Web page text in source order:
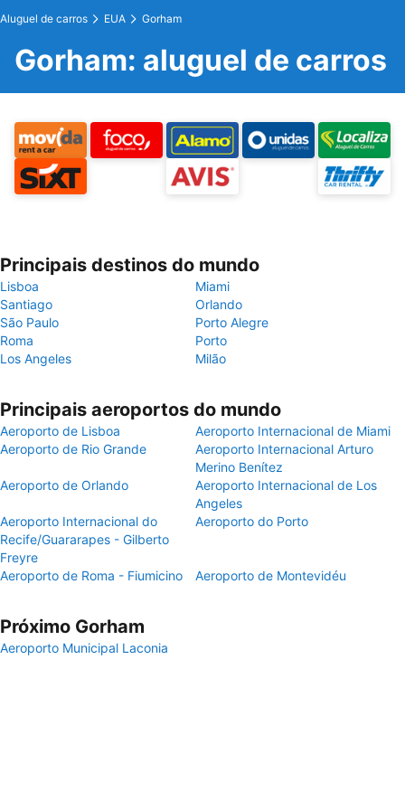
Aluguel de carros EUA Gorham
Gorham: aluguel de carros
Principais destinos do mundo
Lisboa
Miami
Santiago
Orlando
São Paulo
Porto Alegre
Roma
Porto
Los Angeles
Milão
Principais aeroportos do mundo
Aeroporto de Lisboa
Aeroporto Internacional de Miami
Aeroporto de Rio Grande
Aeroporto Internacional Arturo
Merino Benítez
Aeroporto de Orlando
Aeroporto Internacional de Los
Angeles
Aeroporto Internacional do
Recife/Guararapes - Gilberto
Freyre
Aeroporto do Porto
Aeroporto de Roma - Fiumicino Aeroporto de Montevidéu
Próximo Gorham
Aeroporto Municipal Laconia